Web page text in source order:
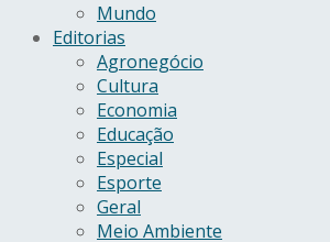
Mundo
Editorias
Agronegócio
Cultura
Economia
Educação
Especial
Esporte
Geral
Meio Ambiente